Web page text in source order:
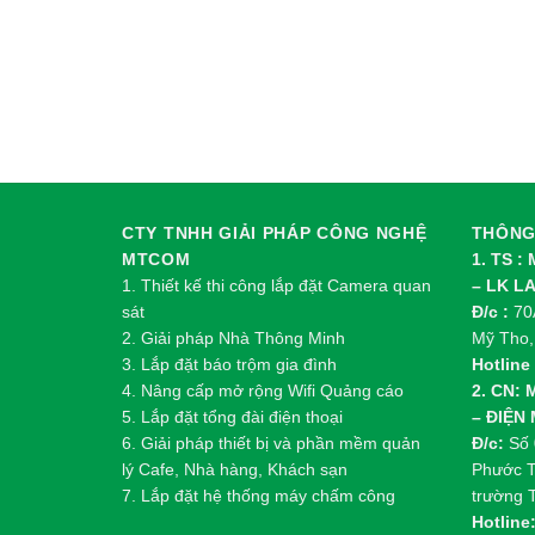
CTY TNHH GIẢI PHÁP CÔNG NGHỆ
MTCOM
1. Thiết kế thi công lắp đặt Camera quan
sát
2. Giải pháp Nhà Thông Minh
3. Lắp đặt báo trộm gia đình
4. Nâng cấp mở rộng Wifi Quảng cáo
5. Lắp đặt tổng đài điện thoại
6. Giải pháp thiết bị và phần mềm quản
lý Cafe, Nhà hàng, Khách sạn
7. Lắp đặt hệ thống máy chấm công
1. TS :
– LK
Đ/c :
Mỹ
Hotline
2. CN:
– ĐIỆN
Đ/c: Số
Phước
trường
Hotline: